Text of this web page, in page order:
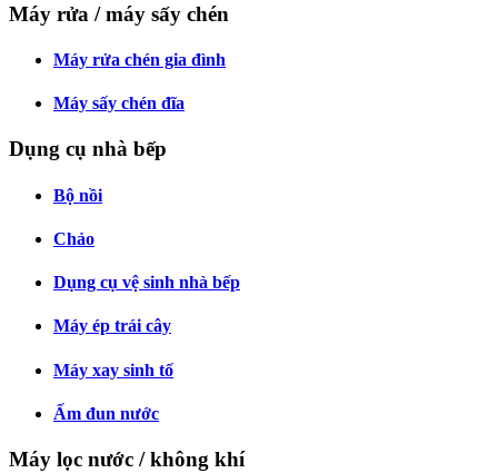
Máy rửa / máy sấy chén
Máy rửa chén gia đình
Máy sấy chén đĩa
Dụng cụ nhà bếp
Bộ nồi
Chảo
Dụng cụ vệ sinh nhà bếp
Máy ép trái cây
Máy xay sinh tố
Ấm đun nước
Máy lọc nước / không khí